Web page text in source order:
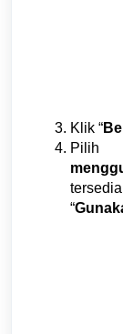
Klik “
Pilih
“